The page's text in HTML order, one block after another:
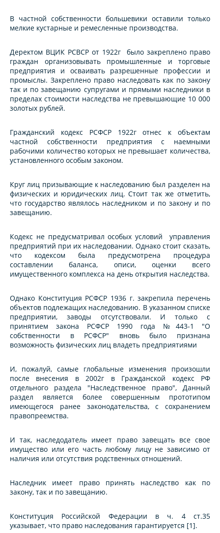
В частной собственности большевики оставили только
мелкие кустарные и ремесленные производства.
Деректом ВЦИК РСВСР от 1922г было закреплено право
граждан организовывать промышленные и торговые
предприятия и осваивать разрешенные профессии и
промыслы. Закреплено право наследовать как по закону
так и по завещанию супругами и прямыми наследники в
пределах стоимости наследства не превышающие 10 000
золотых рублей.
Гражданский кодекс РСФСР 1922г отнес к объектам
частной собственности предприятия с наемными
рабочими количество которых не превышает количества,
установленного особым законом.
Круг лиц призывающие к наследованию был разделен на
физических и юридических лиц. Стоит так же отметить,
что государство являлось наследником и по закону и по
завещанию.
Кодекс не предусматривал особых условий управления
предприятий при их наследовании. Однако стоит сказать,
что кодексом была предусмотрена процедура
составлении баланса, описи, оценки всего
имущественного комплекса на день открытия наследства.
Однако Конституция РСФСР 1936 г. закрепила перечень
объектов подлежащих наследованию. В указанном списке
предприятии, заводы отсутствовали. И только с
принятием закона РСФСР 1990 года №443-1 "О
собственности в РСФСР" вновь было признана
возможность физических лиц владеть предприятиями
И, пожалуй, самые глобальные изменения произошли
после внесения в 2002г в Гражданской кодекс РФ
отдельного раздела "Наследственное право", Данный
раздел является более совершенным прототипом
имеющегося ранее законодательства, с сохранением
правопреемства.
И так, наследодатель имеет право завещать все свое
имущество или его часть любому лицу не зависимо от
наличия или отсутствия родственных отношений.
Наследник имеет право принять наследство как по
закону, так и по завещанию.
Конституция Российской Федерации в ч. 4 ст.35
указывает, что право наследования гарантируется [1].